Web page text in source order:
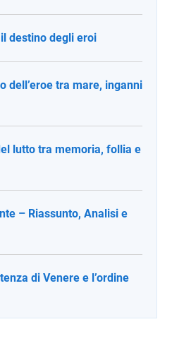
destino degli eroi
dell’eroe tra mare, inganni
lutto tra memoria, follia e
– Riassunto, Analisi e
di Venere e l’ordine